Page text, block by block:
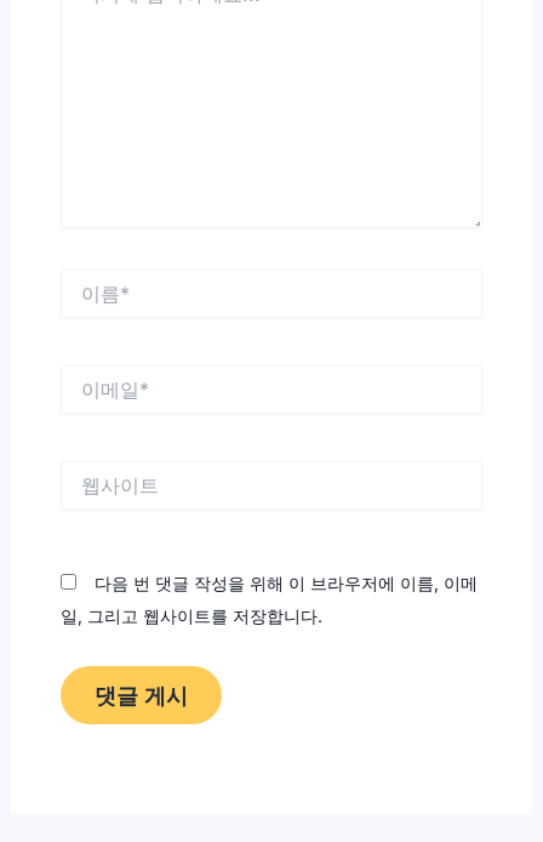
다음 번 댓글 작성을 위해 이 브라우저에 이름, 이메
일, 그리고 웹사이트를 저장합니다.